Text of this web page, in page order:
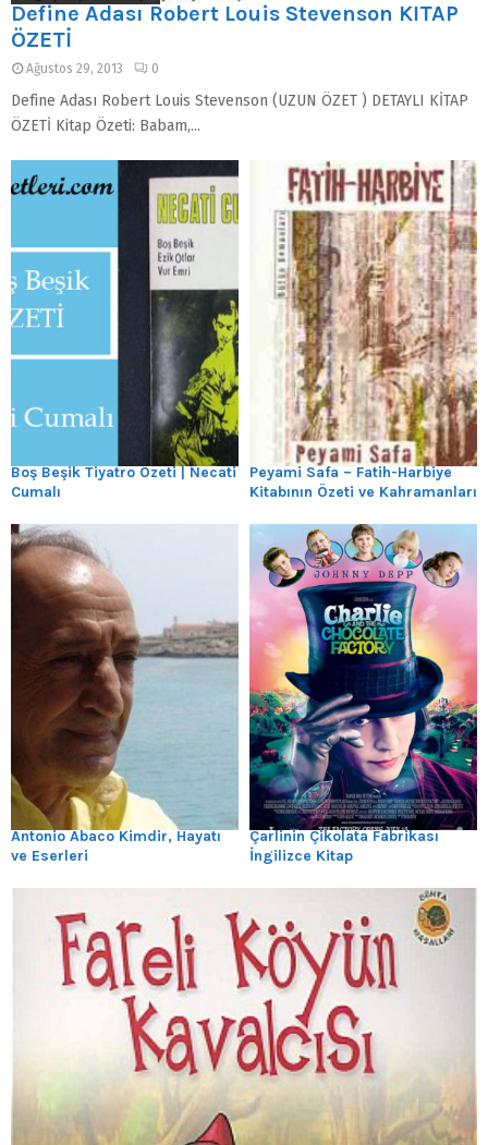
Define Adası Robert Louis Stevenson KİTAP
ÖZETİ
Ağustos 29, 2013 0
Define Adası Robert Louis Stevenson (UZUN ÖZET ) DETAYLI KİTAP
ÖZETİ Kitap Özeti: Babam,...
Boş Beşik Tiyatro Özeti | Necati
Cumalı
Peyami Safa – Fatih-Harbiye
Kitabının Özeti ve Kahramanları
Antonio Abaco Kimdir, Hayatı
ve Eserleri
Çarlinin Çikolata Fabrikası
İngilizce Kitap